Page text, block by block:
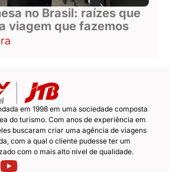
no Brasil: raízes que
viagem que fazemos
em 1998 em uma sociedade composta
do turismo. Com anos de experiência em
buscaram criar uma agência de viagens
com a qual o cliente pudesse ter um
com o mais alto nível de qualidade.